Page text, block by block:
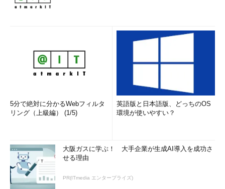
5分で絶対に分かるWebフィルタ
リング（上級編） (1/5)
英語版と日本語版、どっちのOS
環境が使いやすい？
大阪ガスに学ぶ！ 大手企業が生成AI導入を成功さ
せる理由
PR(ITmedia エンタープライズ)